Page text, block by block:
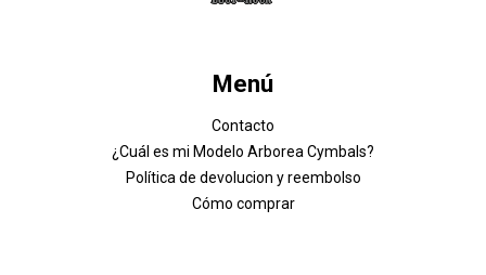
Menú
Contacto
¿Cuál es mi Modelo Arborea Cymbals?
Política de devolucion y reembolso
Cómo comprar